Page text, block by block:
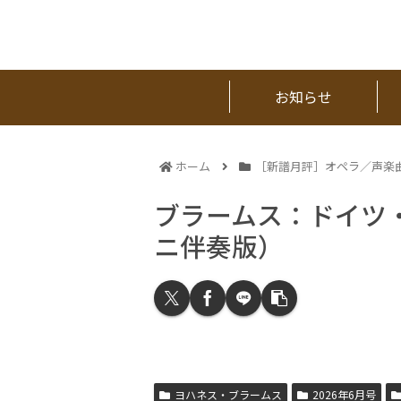
お知らせ
ホーム ［新譜月評］オペラ／声楽
ブラームス：ドイツ
ニ伴奏版）
ヨハネス・ブラームス 2026年6月号